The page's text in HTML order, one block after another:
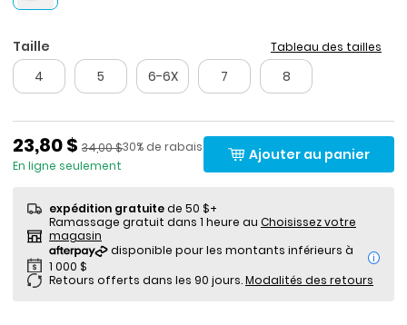
Taille Tableau des tailles
4 5 6-6X 7 8
Prix de solde
23,80 $ Pourcentage de rabais
30% de rabais
Prix ​​de détail suggéré par le fabricant
34,00 $
En ligne seulement
Ajouter au panier
expédition gratuitede 50 $+
Ramassage gratuit dans 1 heure au Choisissez votre
magasin
i
Retours offerts dans les 90 jours.Modalités des retours